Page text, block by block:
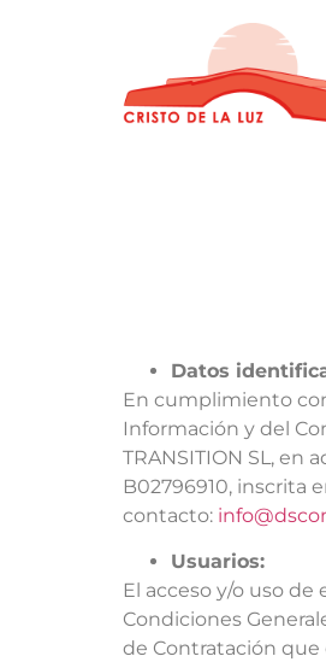
Datos
En cumplimiento
Información y del
TRANSITION SL, en
B02796910, inscrita
contacto:
Usuarios:
El acceso y/o uso de
Condiciones
de Contratación